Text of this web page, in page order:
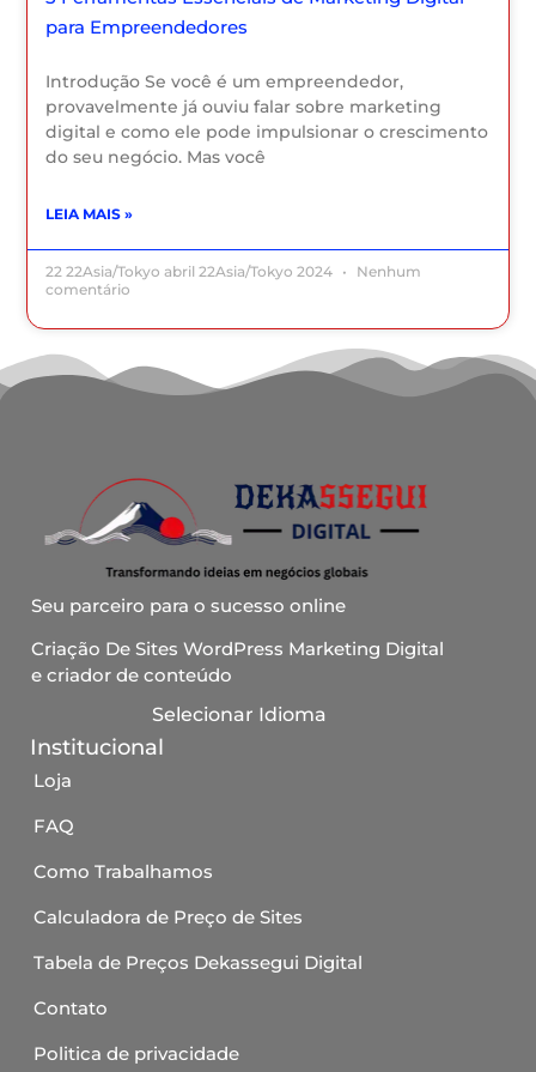
para Empreendedores
Introdução Se você é um empreendedor,
provavelmente já ouviu falar sobre marketing
digital e como ele pode impulsionar o crescimento
do seu negócio. Mas você
LEIA MAIS »
22 22Asia/Tokyo abril 22Asia/Tokyo 2024
Nenhum
comentário
Seu parceiro para o sucesso online
Criação De Sites WordPress Marketing Digital
e criador de conteúdo
Selecionar Idioma
Institucional
Loja
FAQ
Como Trabalhamos
Calculadora de Preço de Sites
Tabela de Preços Dekassegui Digital
Contato
Politica de privacidade